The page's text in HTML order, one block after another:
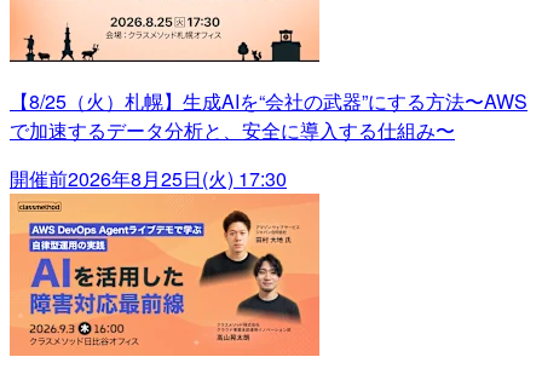
【8/25（火）札幌】生成AIを“会社の武器”にする方法〜AWS
で加速するデータ分析と、安全に導入する仕組み〜
開催前2026年8月25日(火) 17:30